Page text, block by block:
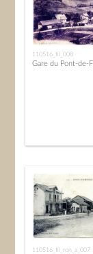
110516_fil_008
Gare du Pont-de-
110516_fil_ron_a_007